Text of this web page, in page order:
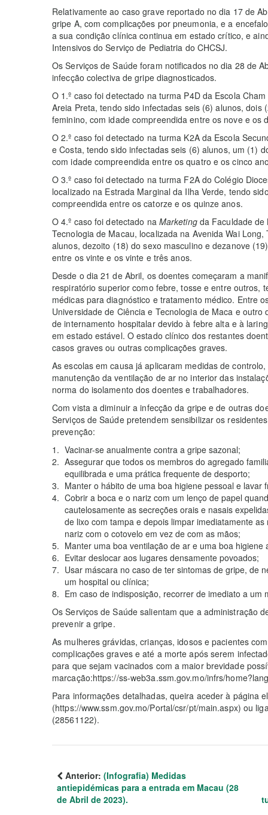
Relativamente ao caso grave reportado no dia 17 de
gripe A, com complicações por pneumonia, e a
a sua condição clínica continua em estado crítico, e
Intensivos do Serviço de Pediatria do CHCSJ.
Os Serviços de Saúde foram notificados no dia 28 de
infecção colectiva de gripe diagnosticados.
O 1.º caso foi detectado na turma P4D da Escola
Areia Preta, tendo sido infectadas seis (6) alunos,
feminino, com idade compreendida entre os nove e os
O 2.º caso foi detectado na turma K2A da Escola
e Costa, tendo sido infectadas seis (6) alunos, um (1)
com idade compreendida entre os quatro e os cinco
O 3.º caso foi detectado na turma F2A do Colégio
localizado na Estrada Marginal da Ilha Verde, tendo
compreendida entre os catorze e os quinze anos.
O 4.º caso foi detectado na Marketingda Faculdade de
Tecnologia de Macau, localizada na Avenida Wai
alunos, dezoito (18) do sexo masculino e dezanove
entre os vinte e os vinte e três anos.
Desde o dia 21 de Abril, os doentes começaram a
respiratório superior como febre, tosse e entre outros,
médicas para diagnóstico e tratamento médico. Entre
Universidade de Ciência e Tecnologia de Maca e
de internamento hospitalar devido à febre alta e à
em estado estável. O estado clínico dos restantes
casos graves ou outras complicações graves.
As escolas em causa já aplicaram medidas de
manutenção da ventilação de ar no interior das
norma do isolamento dos doentes e trabalhadores.
Com vista a diminuir a infecção da gripe e de outras
Serviços de Saúde pretendem sensibilizar os
prevenção:
Vacinar-se anualmente contra a gripe sazonal;
Assegurar que todos os membros do agregado
equilibrada e uma prática frequente de desporto;
Manter o hábito de uma boa higiene pessoal e lavar
Cobrir a boca e o nariz com um lenço de papel
cautelosamente as secreções orais e nasais
de lixo com tampa e depois limpar imediatamente
nariz com o cotovelo em vez de com as mãos;
Manter uma boa ventilação de ar e uma boa higiene
Evitar deslocar aos lugares densamente povoados;
Usar máscara no caso de ter sintomas de gripe, de
um hospital ou clínica;
Em caso de indisposição, recorrer de imediato a
Os Serviços de Saúde salientam que a administração
prevenir a gripe.
As mulheres grávidas, crianças, idosos e pacientes
complicações graves e até a morte após serem
para que sejam vacinados com a maior brevidade
marcação:https://ss-web3a.ssm.gov.mo/infrs/
Para informações detalhadas, queira aceder à página
(https://www.ssm.gov.mo/Portal/csr/pt/main.aspx) ou
(28561122).
Anterior: (Infografia) Medidas
antiepidémicas para a entrada em Macau (28
de Abril de 2023).